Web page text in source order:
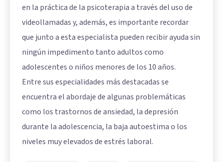
en la práctica de la psicoterapia a través del uso de
videollamadas y, además, es importante recordar
que junto a esta especialista pueden recibir ayuda sin
ningún impedimento tanto adultos como
adolescentes o niños menores de los 10 años.
Entre sus especialidades más destacadas se
encuentra el abordaje de algunas problemáticas
como los trastornos de ansiedad, la depresión
durante la adolescencia, la baja autoestima o los
niveles muy elevados de estrés laboral.